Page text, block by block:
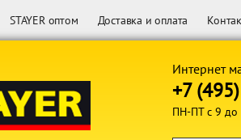
STAYER оптом Доставка и оплата
Интернет
+7
ПН-ПТ с 9 до